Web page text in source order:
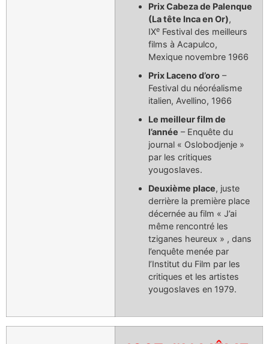
Prix Cabeza de Palenque
(La tête Inca en Or),
IXe Festival des meilleurs
films à Acapulco,
Mexique novembre 1966
Prix Laceno d’oro –
Festival du néoréalisme
italien, Avellino, 1966
Le meilleur film de
l’année – Enquête du
journal « Oslobodjenje »
par les critiques
yougoslaves.
Deuxième place, juste
derrière la première place
décernée au film « J’ai
même rencontré les
tziganes heureux » , dans
l’enquête menée par
l’Institut du Film par les
critiques et les artistes
yougoslaves en 1979.